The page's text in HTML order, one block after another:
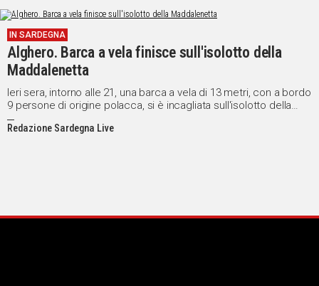
IN SARDEGNA
Alghero. Barca a vela finisce sull'isolotto della
Maddalenetta
Ieri sera, intorno alle 21, una barca a vela di 13 metri, con a bordo
9 persone di origine polacca, si è incagliata sull'isolotto della
Madalenetta, forse a causa di un'avaria o del basso fondale e
delle secche presenti.
Redazione Sardegna Live